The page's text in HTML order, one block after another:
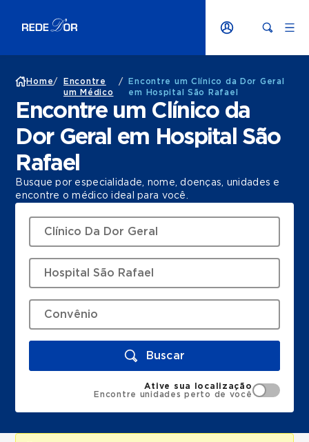
Home/
Encontre
um Médico
/
Encontre um Clínico da Dor Geral
em Hospital São Rafael
Encontre um Clínico da
Dor Geral em Hospital São
Rafael
Busque por especialidade, nome, doenças, unidades e
encontre o médico ideal para você.
Buscar
Ative sua localização
Encontre unidades perto de você